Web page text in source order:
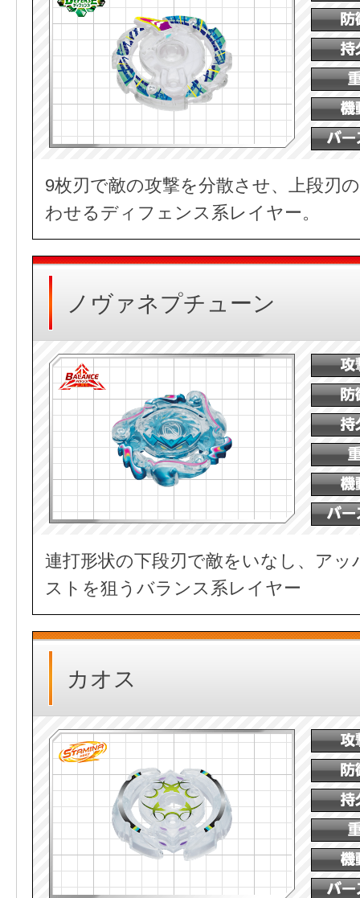
9枚刃で敵の攻撃を分散させ、上段刃
わせるディフェンス系レイヤー。
ノヴァネプチューン
連打形状の下段刃で敵をいなし、アッ
ストを狙うバランス系レイヤー
カオス